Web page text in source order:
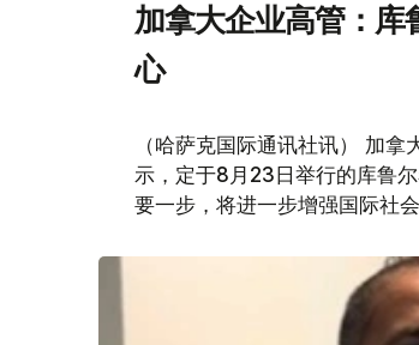
加拿大企业高管：库
心
（哈萨克国际通讯社讯） 加
示，定于8月23日举行的库鲁
要一步，将进一步增强国际社